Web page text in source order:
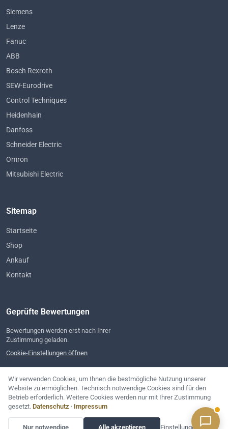
Siemens
Lenze
Fanuc
ABB
Bosch Rexroth
SEW-Eurodrive
Control Techniques
Heidenhain
Danfoss
Schneider Electric
Omron
Mitsubishi Electric
Sitemap
Startseite
Shop
Ankauf
Kontakt
Geprüfte Bewertungen
Bewertungen werden erst nach Ihrer
Zustimmung geladen.
Cookie-Einstellungen öffnen
ImpressumDatenschutzAGBCookie-Einstellungen
© 2026 REHA-Industriekomponenten e.K.
Wir verwenden Cookies, um Ihnen die bestmögliche Nutzung unserer
Website zu ermöglichen. Technisch notwendige Cookies sind für den
Betrieb erforderlich. Weitere Cookies werden nur mit Ihrer Zustimmung
gesetzt. Datenschutz · Impressum
Nur notwendige Alle akzeptieren Einstellungen